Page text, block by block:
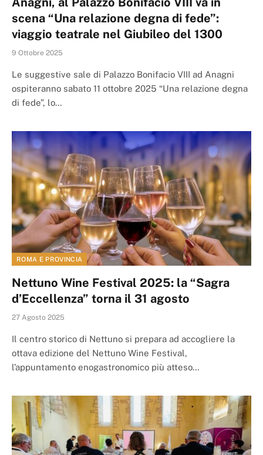
scena “Una relazione degna di fede”:
viaggio teatrale nel Giubileo del 1300
9 Ottobre 2025
Le suggestive sale di Palazzo Bonifacio VIII ad Anagni
ospiteranno sabato 11 ottobre 2025 “Una relazione degna
di fede”, lo…
ROMA E PROVINCIA
Nettuno Wine Festival 2025: la “Sagra
d’Eccellenza” torna il 31 agosto
27 Agosto 2025
Il centro storico di Nettuno si prepara ad accogliere la
ottava edizione del Nettuno Wine Festival,
l’appuntamento enogastronomico più atteso…